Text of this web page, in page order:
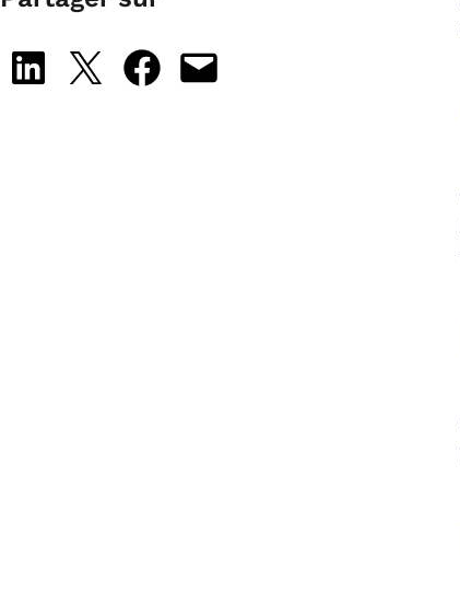
Share on LinkedIn
Share on X Share on Facebook
Email this Page